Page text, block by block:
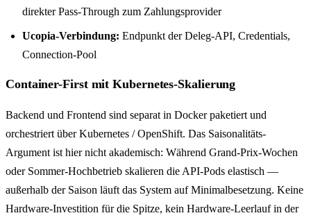
direkter Pass-Through zum Zahlungsprovider
Ucopia-Verbindung: Endpunkt der Deleg-API, Credentials,
Connection-Pool
Container-First mit Kubernetes-Skalierung
Backend und Frontend sind separat in Docker paketiert und
orchestriert über Kubernetes / OpenShift. Das Saisonalitäts-
Argument ist hier nicht akademisch: Während Grand-Prix-Wochen
oder Sommer-Hochbetrieb skalieren die API-Pods elastisch —
außerhalb der Saison läuft das System auf Minimalbesetzung. Keine
Hardware-Investition für die Spitze, kein Hardware-Leerlauf in der